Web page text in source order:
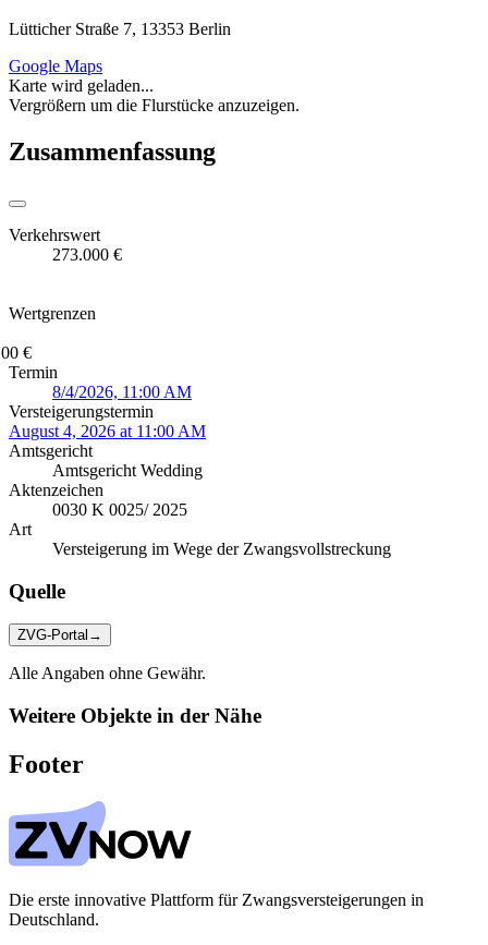
Lütticher Straße 7, 13353 Berlin
Google Maps
Karte wird geladen...
Vergrößern um die Flurstücke anzuzeigen.
Zusammenfassung
Verkehrswert
273.000 €
Wertgrenzen
€
Termin
8/4/2026, 11:00 AM
Versteigerungstermin
August 4, 2026 at 11:00 AM
Amtsgericht
Amtsgericht Wedding
Aktenzeichen
0030 K 0025/ 2025
Art
Versteigerung im Wege der Zwangsvollstreckung
Quelle
ZVG-Portal →
Alle Angaben ohne Gewähr.
Weitere Objekte in der Nähe
Footer
Die erste innovative Plattform für Zwangsversteigerungen in
Deutschland.